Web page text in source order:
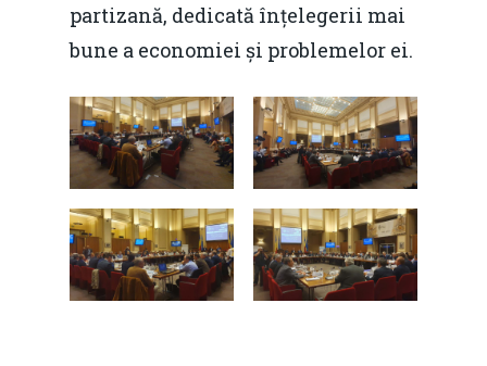
partizană, dedicată înțelegerii mai
bune a economiei și problemelor ei.
Soluții de
Rolul băncilor în
IMM
Fiscalitate pentru o
Durabilă
Video Forum Marea
Piața gazelor naturale:
predictibilitate,
concurență.
Contact
Email: